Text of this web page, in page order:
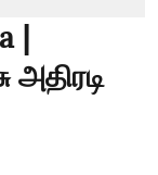
|
அதிரடி